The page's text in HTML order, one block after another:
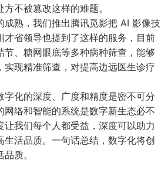
方不被篡改这样的难题。
成熟，我们推出腾讯觅影把 AI 影像技
才省领导也提到了这样的服务，目前
节、糖网眼底等多种病种筛查，能够
实现精准筛查，对提高边远医生诊疗
字化的深度、广度和精度是密不可分
网络和智能的系统是数字新生态必不
让我们每个人都受益，深度可以助力
生活品质。一句话总结，数字化将创
质。